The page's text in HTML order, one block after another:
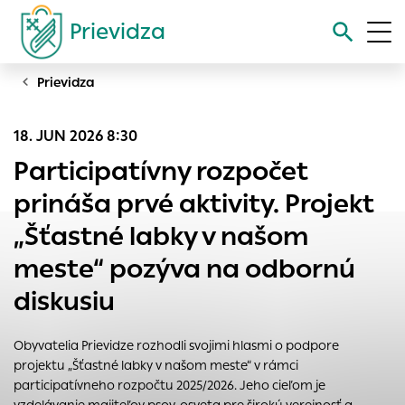
Prievidza
Vyhľadávanie
Prievidza
18. JUN 2026 8:30
Participatívny rozpočet
prináša prvé aktivity. Projekt
„Šťastné labky v našom
meste“ pozýva na odbornú
diskusiu
Obyvatelia Prievidze rozhodli svojimi hlasmi o podpore
projektu „Šťastné labky v našom meste“ v rámci
participatívneho rozpočtu 2025/2026. Jeho cieľom je
Nastavenie cookies
Cookies sú malé súbory, do ktorých webové stránky môžu
ukladať informácie o vašej aktivite a preferenciách.
Používajú sa napríklad k tomu, aby si webový prehliadač
zapamätoval Vaše prihlásenie alebo aby sa uložila Vaša
voľba v tomto okne.
Vyberte úroveň cookies, ktorú chcete povoliť
Technické súbory cookie sú pre prevádzku nevyhnutné a
pomáhajú urobiť webové stránky uplatniteľnými tým, že
umožňujú základné funkcie, ako je navigácia na stránke a